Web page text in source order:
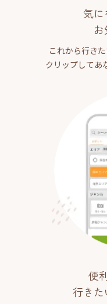
気
これから行き
クリップしてあ
便
行きた